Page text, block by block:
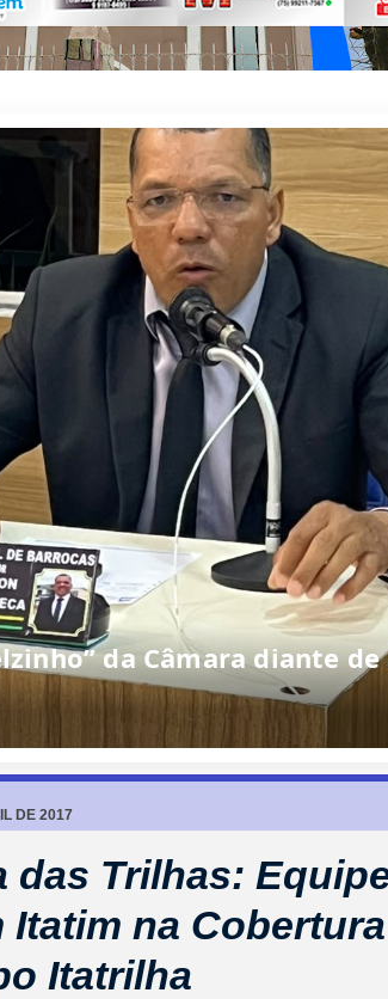
da Câmara diante
DE 2017
das Trilhas:
Itatim na
Itatrilha